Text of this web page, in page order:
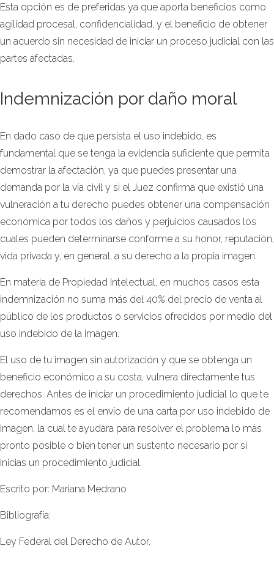
Esta opción es de preferidas ya que aporta beneficios como
agilidad procesal, confidencialidad, y el beneficio de obtener
un acuerdo sin necesidad de iniciar un proceso judicial con las
partes afectadas.
Indemnización por daño moral
En dado caso de que persista el uso indebido, es
fundamental que se tenga la evidencia suficiente que permita
demostrar la afectación, ya que puedes presentar una
demanda por la vía civil y si el Juez confirma que existió una
vulneración a tu derecho puedes obtener una compensación
económica por todos los daños y perjuicios causados los
cuales pueden determinarse conforme a su honor, reputación,
vida privada y, en general, a su derecho a la propia imagen.
En materia de Propiedad Intelectual, en muchos casos esta
indemnización no suma más del 40% del precio de venta al
público de los productos o servicios ofrecidos por medio del
uso indebido de la imagen.
El uso de tu imagen sin autorización y que se obtenga un
beneficio económico a su costa, vulnera directamente tus
derechos. Antes de iniciar un procedimiento judicial lo que te
recomendamos es el envío de una carta por uso indebido de
imagen, la cual te ayudara para resolver el problema lo más
pronto posible o bien tener un sustento necesario por si
inicias un procedimiento judicial.
Escrito por: Mariana Medrano
Bibliografía:
Ley Federal del Derecho de Autor.